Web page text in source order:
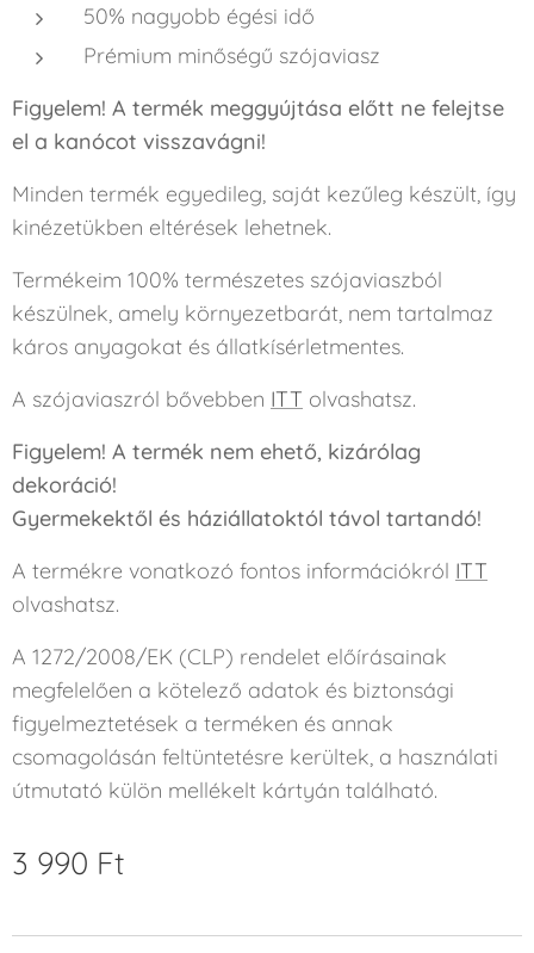
50% nagyobb égési idő
Prémium minőségű szójaviasz
Figyelem! A termék meggyújtása előtt ne felejtse
el a kanócot visszavágni!
Minden termék egyedileg, saját kezűleg készült, így
kinézetükben eltérések lehetnek.
Termékeim 100% természetes szójaviaszból
készülnek, amely környezetbarát, nem tartalmaz
káros anyagokat és állatkísérletmentes.
A szójaviaszról bővebben ITT olvashatsz.
Figyelem! A termék nem ehető, kizárólag
dekoráció!
Gyermekektől és háziállatoktól távol tartandó!
A termékre vonatkozó fontos információkról ITT
olvashatsz.
A 1272/2008/EK (CLP) rendelet előírásainak
megfelelően a kötelező adatok és biztonsági
figyelmeztetések a terméken és annak
csomagolásán feltüntetésre kerültek, a használati
útmutató külön mellékelt kártyán található.
3 990 Ft